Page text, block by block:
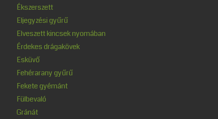
Ékszerszett
Eljegyzési gyűrű
Elveszett kincsek nyomában
Érdekes drágakövek
Esküvő
Fehérarany gyűrű
Fekete gyémánt
Fülbevaló
Gránát